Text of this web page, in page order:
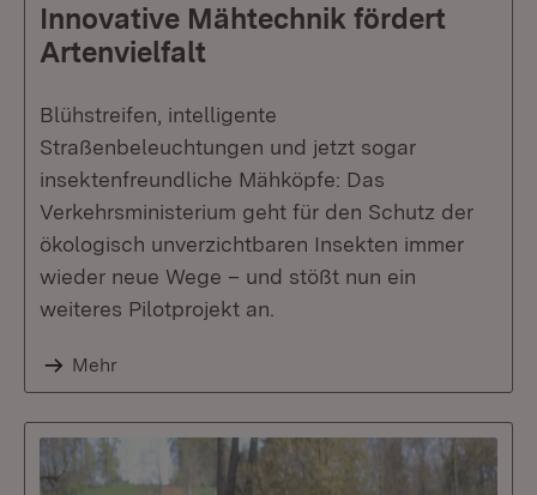
Innovative Mähtechnik fördert
Artenvielfalt
Blühstreifen, intelligente
Straßenbeleuchtungen und jetzt sogar
insektenfreundliche Mähköpfe: Das
Verkehrsministerium geht für den Schutz der
ökologisch unverzichtbaren Insekten immer
wieder neue Wege – und stößt nun ein
weiteres Pilotprojekt an.
Mehr